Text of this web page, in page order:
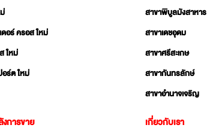
อร์ ครอส ใหม่
ใหม่
อร์ต ใหม่
สาขาพิบูลมังสาหาร
สาขาเดชอุดม
สาขาศรีสะเกษ
สาขากันทรลักษ์
สาขาอำนาจเจริญ
การขาย เกี่ยวกับเรา